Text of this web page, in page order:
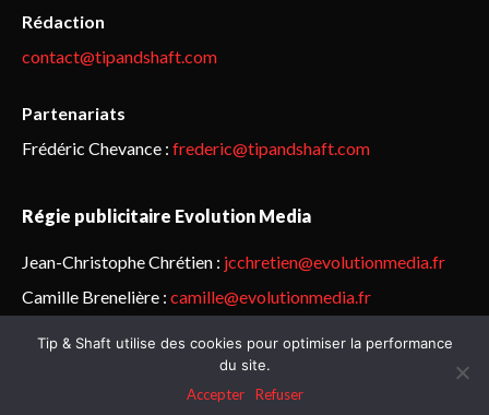
Rédaction
contact@tipandshaft.com
Partenariats
Frédéric Chevance : frederic@tipandshaft.com
Régie publicitaire Evolution Media
Jean-Christophe Chrétien : jcchretien@evolutionmedia.fr
Camille Brenelière : camille@evolutionmedia.fr
© Sailorz 2015-2025. Tous droits réservés.Mentions légales &
politique de confidentialité
Tip & Shaft utilise des cookies pour optimiser la performance
du site.
Accepter
Refuser